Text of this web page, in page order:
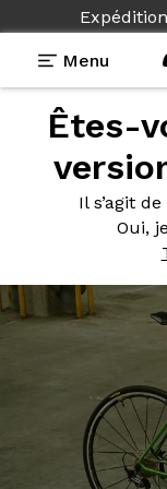
Menu
Êtes-
Il s’agit
Oui,
Photos> Axxome
Axxome
On